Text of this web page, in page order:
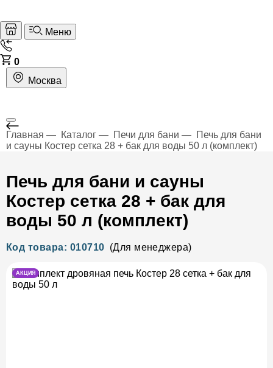
Меню
0
Москва
Главная Каталог Печи для бани
Печь для бани
и сауны Костер сетка 28 + бак для воды 50 л (комплект)
Печь для бани и сауны
Костер сетка 28 + бак для
воды 50 л (комплект)
Код товара: 010710 (Для менеджера)
АКЦИЯ